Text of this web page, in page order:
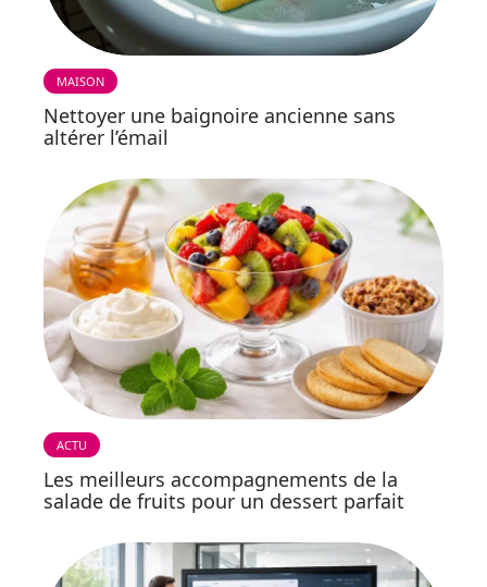
MAISON
Nettoyer une baignoire ancienne sans
altérer l’émail
ACTU
Les meilleurs accompagnements de la
salade de fruits pour un dessert parfait